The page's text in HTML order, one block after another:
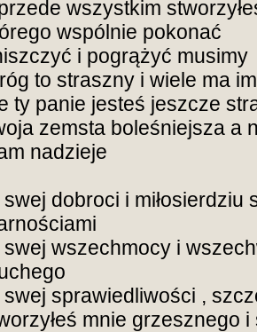
wszystkim
wspólnie pokonać
i pogrążyć musimy
to straszny i wiele ma
ty panie jesteś jeszcze
zemsta boleśniejsza a
nadzieje
dobroci i miłosierdziu
wszechmocy i
swej sprawiedliwości ,
mnie grzesznego